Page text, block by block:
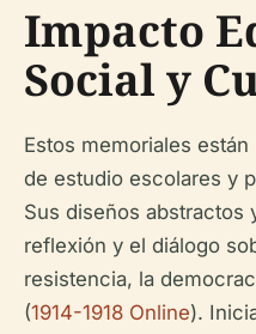
Impacto
Social y
Estos memoriales
de estudio escolares y
Sus diseños abstractos
reflexión y el diálogo
resistencia, la
(1914-1918 Online).